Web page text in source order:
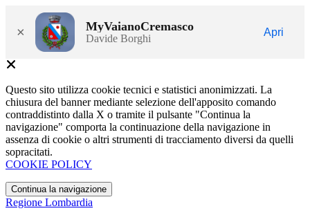
× MyVaianoCremasco
Davide Borghi
Apri
Questo sito utilizza cookie tecnici e statistici anonimizzati. La
chiusura del banner mediante selezione dell'apposito comando
contraddistinto dalla X o tramite il pulsante "Continua la
navigazione" comporta la continuazione della navigazione in
assenza di cookie o altri strumenti di tracciamento diversi da quelli
sopracitati.
COOKIE POLICY
Continua la navigazione
Regione Lombardia